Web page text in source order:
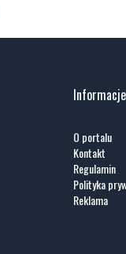
Informacje
O portalu
Kontakt
Regulamin
Polityka
Reklama